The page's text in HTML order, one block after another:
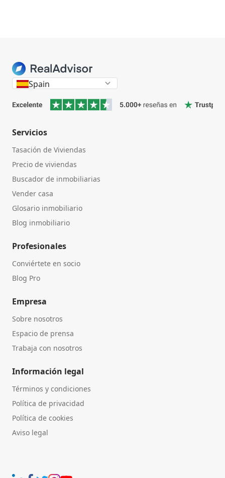
Spain
Servicios
Tasación de Viviendas
Precio de viviendas
Buscador de inmobiliarias
Vender casa
Glosario inmobiliario
Blog inmobiliario
Profesionales
Conviértete en socio
Blog Pro
Empresa
Sobre nosotros
Espacio de prensa
Trabaja con nosotros
Información legal
Términos y condiciones
Política de privacidad
Política de cookies
Aviso legal